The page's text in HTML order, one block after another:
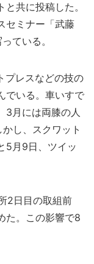
共に投稿した。
セミナー「武藤
ている。
プレスなどの技の
でいる。車いすで
3月には両膝の人
し、スクワット
5月9日、ツイッ
2日目の取組前
た。この影響で8